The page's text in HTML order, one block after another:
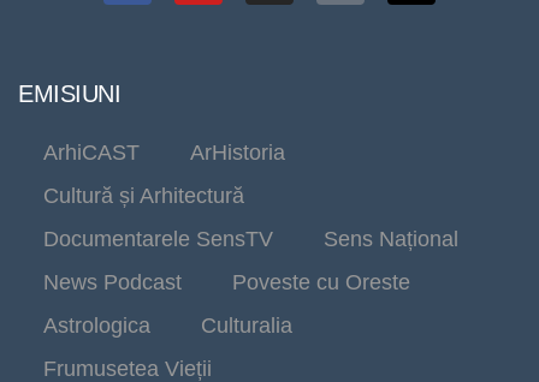
EMISIUNI
ArhiCAST
ArHistoria
Cultură și Arhitectură
Documentarele SensTV
Sens Național
News Podcast
Poveste cu Oreste
Astrologica
Culturalia
Frumusetea Vieții